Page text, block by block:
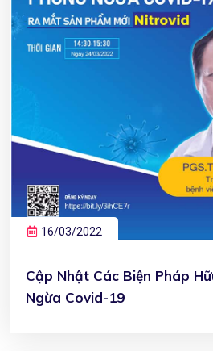
16/03/2022
Cập Nhật Các Biện Pháp
Ngừa Covid-19